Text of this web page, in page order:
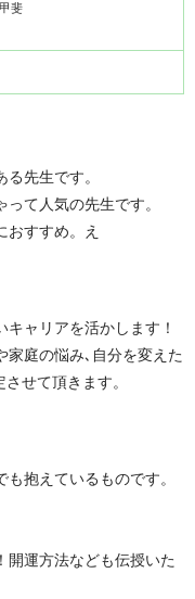
斐
先生です。
て人気の先生です。
おすすめ。え
ャリアを活かします！
家庭の悩み､自分を変えた
せて頂きます。
抱えているものです。
開運方法なども伝授いた